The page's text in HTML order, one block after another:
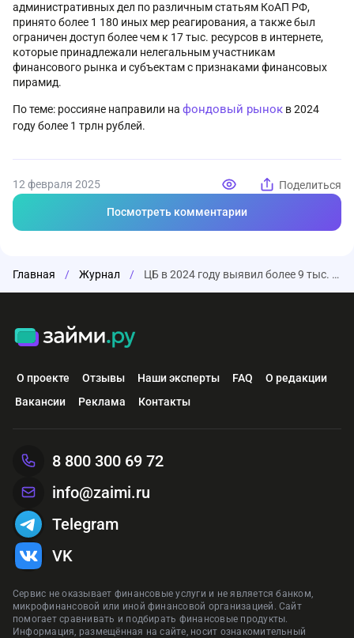
административных дел по различным статьям КоАП РФ,
принято более 1 180 иных мер реагирования, а также был
ограничен доступ более чем к 17 тыс. ресурсов в интернете,
которые принадлежали нелегальным участникам
финансового рынка и субъектам с признаками финансовых
пирамид.
По теме: россияне направили на фондовый рынок в 2024
году более 1 трлн рублей.
12 февраля 2025 Поделиться
Посмотреть комментарии
Главная / Журнал / ЦБ в 2024 году выявил более 9 тыс. финансовых пирамид и других нелегалов
О проекте Отзывы Наши эксперты FAQ
О редакции
Вакансии
Реклама Контакты
Сервис не оказывает финансовые услуги и не является банком,
микрофинансовой или иной финансовой организацией. Сайт
помогает сравнивать и подбирать финансовые продукты.
Информация, размещённая на сайте, носит ознакомительный
8 800 300 69 72
info@zaimi.ru
Telegram
VK